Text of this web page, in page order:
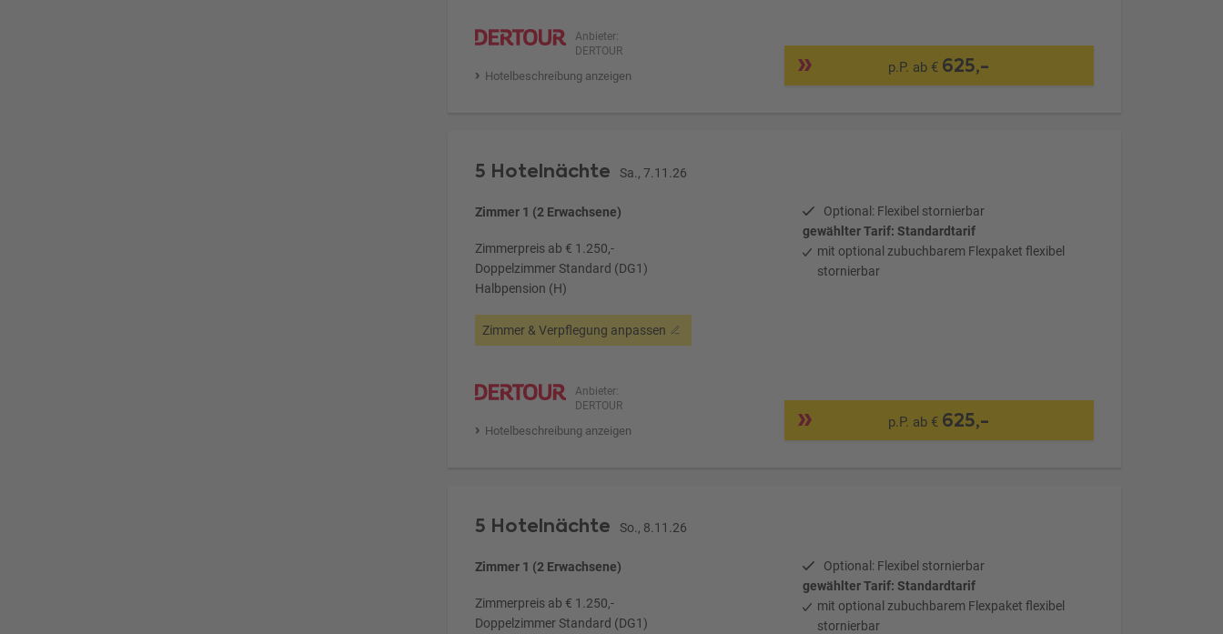
Anbieter:
DERTOUR
Hotelbeschreibung anzeigen
p.P. ab € 625,-
5 Hotelnächte Sa., 7.11.26
Zimmer 1 (2 Erwachsene)
Zimmerpreis ab € 1.250,-
Doppelzimmer Standard (DG1)
Halbpension (H)
Zimmer & Verpflegung anpassen
Optional: Flexibel stornierbar
gewählter Tarif: Standardtarif
mit optional zubuchbarem Flexpaket flexibel
stornierbar
Anbieter:
DERTOUR
Hotelbeschreibung anzeigen
p.P. ab € 625,-
5 Hotelnächte So., 8.11.26
Zimmer 1 (2 Erwachsene)
Zimmerpreis ab € 1.250,-
Doppelzimmer Standard (DG1)
Optional: Flexibel stornierbar
gewählter Tarif: Standardtarif
mit optional zubuchbarem Flexpaket flexibel
stornierbar